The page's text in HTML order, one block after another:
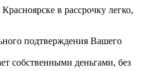
в рассрочку легко,
подтверждения Вашего
собственными деньгами, без